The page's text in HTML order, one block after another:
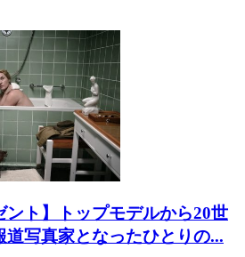
ント】トップモデルから20世
道写真家となったひとりの...